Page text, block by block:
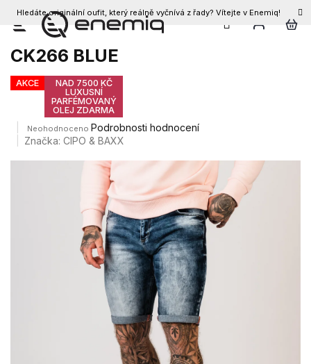
Přejít
obsah
Hledáte originální oufit, který reálně vyčnívá z řady? Vítejte v Enemiq!
CZK
Pánské kraťasy CIPO & BAXX
CK266 BLUE
AKCE
NAD 7500 KČ
LUXUSNÍ
PARFÉMOVANÝ
OLEJ ZDARMA
Průměrné
hodnocení
Neohodnoceno Podrobnosti hodnocení
Značka:CIPO & BAXX